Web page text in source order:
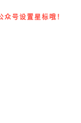
众号设置星标哦！